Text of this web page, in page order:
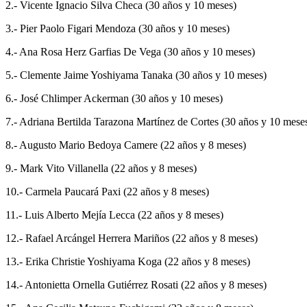
2.- Vicente Ignacio Silva Checa (30 años y 10 meses)
3.- Pier Paolo Figari Mendoza (30 años y 10 meses)
4.- Ana Rosa Herz Garfias De Vega (30 años y 10 meses)
5.- Clemente Jaime Yoshiyama Tanaka (30 años y 10 meses)
6.- José Chlimper Ackerman (30 años y 10 meses)
7.- Adriana Bertilda Tarazona Martínez de Cortes (30 años y 10
8.- Augusto Mario Bedoya Camere (22 años y 8 meses)
9.- Mark Vito Villanella (22 años y 8 meses)
10.- Carmela Paucará Paxi (22 años y 8 meses)
11.- Luis Alberto Mejía Lecca (22 años y 8 meses)
12.- Rafael Arcángel Herrera Mariños (22 años y 8 meses)
13.- Erika Christie Yoshiyama Koga (22 años y 8 meses)
14.- Antonietta Ornella Gutiérrez Rosati (22 años y 8 meses)